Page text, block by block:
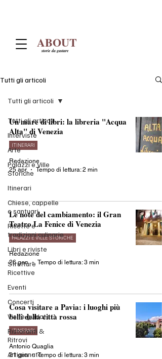
ABOUT
storie da gustare
Tutti gli articoli
Tutti gli articoli
Interviste
Arte
Palazzi e Ville
Storiche
Itinerari
Chiese, cappelle
e santuari
Ricette e
tradizioni culinarie
Libri e riviste
Strutture
Ricettive
Eventi
Concerti
Visite guidate
Ristoranti &
Ritrovi
Artigianato
Tutti gli articoli
Un mare di libri: la libreria "Acqua
Alta" di Venezia
ITINERARI
Redazione
25 apr
Tempo di lettura: 2 min
Le note del cambiamento: il Gran
Teatro La Fenice di Venezia
PALAZZI E VILLE STORICHE
Redazione
26 gen
Tempo di lettura: 3 min
Cosa visitare a Pavia: i luoghi più
belli della città rossa
ITINERARI
Antonio Quaglia
21 gen
Tempo di lettura: 3 min